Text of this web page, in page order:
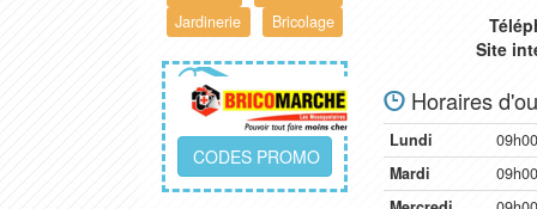
Jardinerie
Bricolage
CODES PROMO
Site
Horaires
Lundi
Mardi